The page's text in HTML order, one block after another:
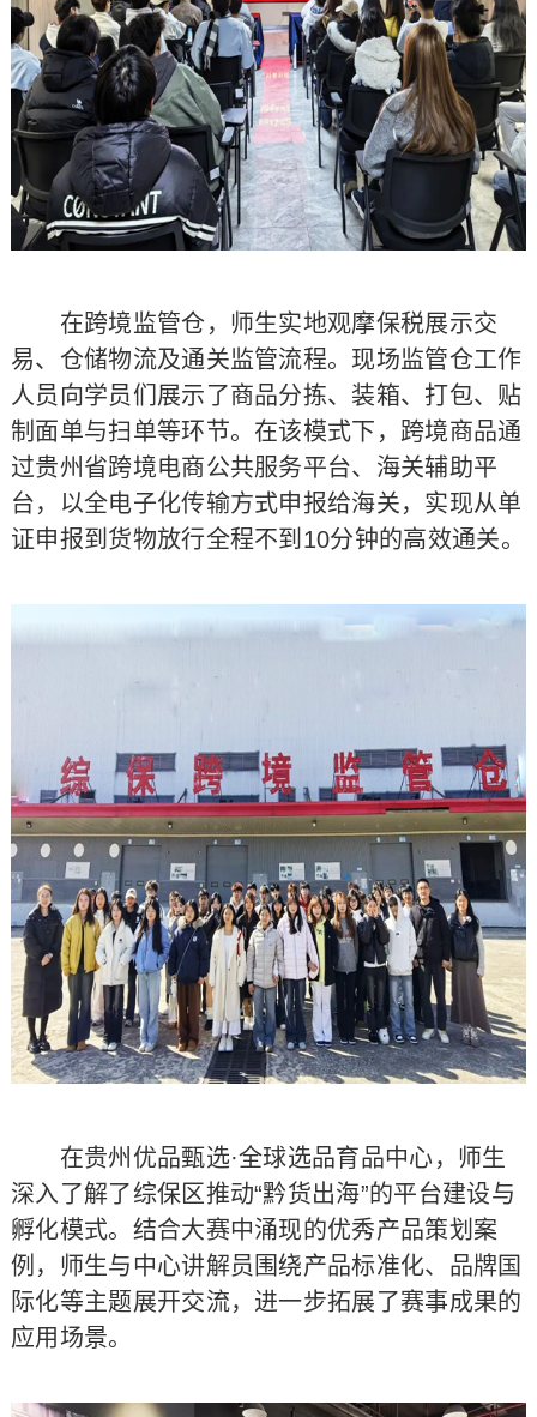
在跨境监管仓，师生实地观摩保税展示交
易、仓储物流及通关监管流程。现场监管仓工作
人员向学员们展示了商品分拣、装箱、打包、贴
制面单与扫单等环节。在该模式下，跨境商品通
过贵州省跨境电商公共服务平台、海关辅助平
台，以全电子化传输方式申报给海关，实现从单
证申报到货物放行全程不到10分钟的高效通关。
在贵州优品甄选·全球选品育品中心，师生
深入了解了综保区推动“黔货出海”的平台建设与
孵化模式。结合大赛中涌现的优秀产品策划案
例，师生与中心讲解员围绕产品标准化、品牌国
际化等主题展开交流，进一步拓展了赛事成果的
应用场景。